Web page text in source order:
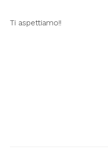
Ti aspettiamo!!